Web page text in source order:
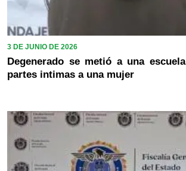
3 DE JUNIO DE 2026
Degenerado se metió a una
partes intimas a una mujer